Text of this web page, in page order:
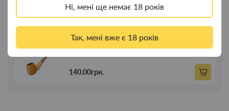
Ні, мені ще немає 18 років
Так, мені вже є 18 років
89.00грн.
Люлька для куріння дерев'яна пряма 21
140.00грн.